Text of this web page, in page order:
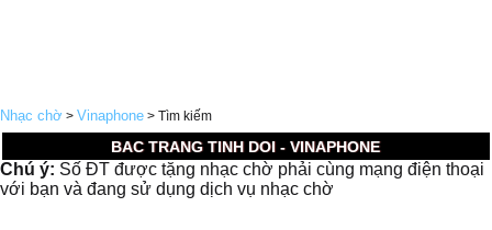
Nhạc chờ > Vinaphone > Tìm kiếm
BAC TRANG TINH DOI - VINAPHONE
Chú ý: Số ĐT được tặng nhạc chờ phải cùng mạng điện thoại
với bạn và đang sử dụng dịch vụ nhạc chờ